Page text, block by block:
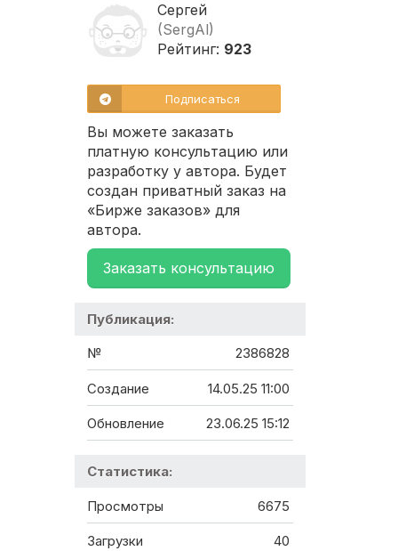
Сергей
(SergAl)
Рейтинг: 923
Подписаться
Вы можете заказать
платную консультацию или
разработку у автора. Будет
создан приватный заказ на
«Бирже заказов» для
автора.
Заказать консультацию
Публикация:
№ 2386828
Создание 14.05.25 11:00
Обновление 23.06.25 15:12
Статистика:
Просмотры 6675
Загрузки 40